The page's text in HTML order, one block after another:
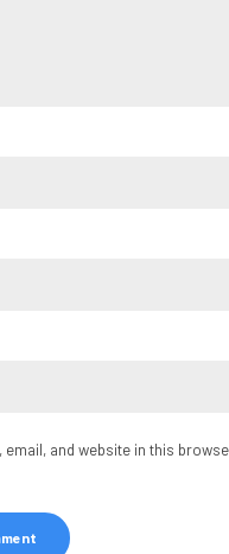
email, and website in this